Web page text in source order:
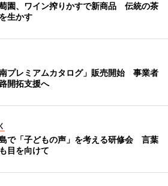
園、ワイン搾りかすで新商品 伝統の茶
生かす
プレミアムカタログ」販売開始 事業者
開拓支援へ
で「子どもの声」を考える研修会 言葉
目を向けて